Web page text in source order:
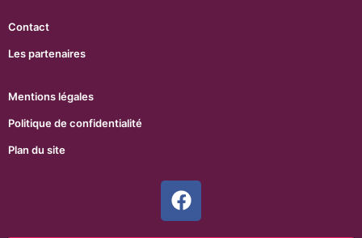
Contact
Les partenaires
Mentions légales
Politique de confidentialité
Plan du site